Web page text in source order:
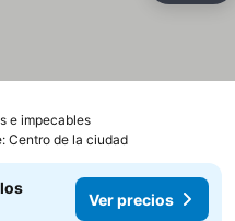
e impecables
Centro de la ciudad
Ver precios